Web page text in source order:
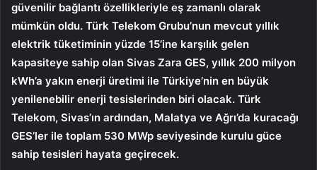
güvenilir bağlantı özellikleriyle eş zamanlı olarak
mümkün oldu. Türk Telekom Grubu’nun mevcut yıllık
elektrik tüketiminin yüzde 15’ine karşılık gelen
kapasiteye sahip olan Sivas Zara GES, yıllık 200 milyon
kWh’a yakın enerji üretimi ile Türkiye’nin en büyük
yenilenebilir enerji tesislerinden biri olacak. Türk
Telekom, Sivas’ın ardından, Malatya ve Ağrı’da kuracağı
GES’ler ile toplam 530 MWp seviyesinde kurulu güce
sahip tesisleri hayata geçirecek.